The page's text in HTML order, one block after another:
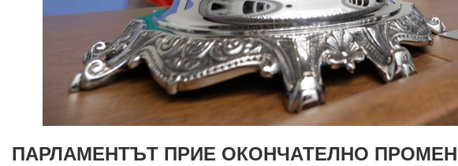
ПАРЛАМЕНТЪТ ПРИЕ ОКОНЧАТЕЛНО